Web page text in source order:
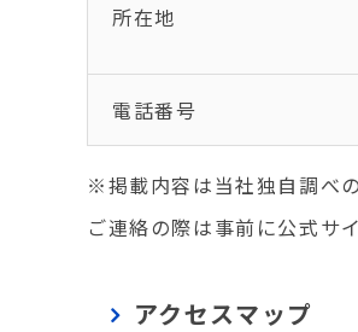
所在地
電話番号
※掲載内容は当社独自調べ
ご連絡の際は事前に公式サ
アクセスマップ